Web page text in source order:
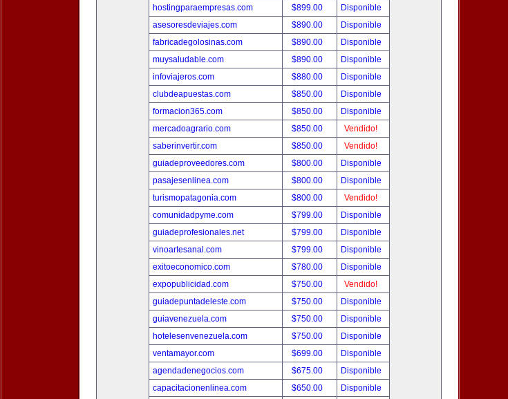
hostingparaempresas.com
$899.00
Disponible
asesoresdeviajes.com
$890.00
Disponible
fabricadegolosinas.com
$890.00
Disponible
muysaludable.com
$890.00
Disponible
infoviajeros.com
$880.00
Disponible
clubdeapuestas.com
$850.00
Disponible
formacion365.com
$850.00
Disponible
mercadoagrario.com
$850.00
Vendido!
saberinvertir.com
$850.00
Vendido!
guiadeproveedores.com
$800.00
Disponible
pasajesenlinea.com
$800.00
Disponible
turismopatagonia.com
$800.00
Vendido!
comunidadpyme.com
$799.00
Disponible
guiadeprofesionales.net
$799.00
Disponible
vinoartesanal.com
$799.00
Disponible
exitoeconomico.com
$780.00
Disponible
expopublicidad.com
$750.00
Vendido!
guiadepuntadeleste.com
$750.00
Disponible
guiavenezuela.com
$750.00
Disponible
hotelesenvenezuela.com
$750.00
Disponible
ventamayor.com
$699.00
Disponible
agendadenegocios.com
$675.00
Disponible
capacitacionenlinea.com
$650.00
Disponible